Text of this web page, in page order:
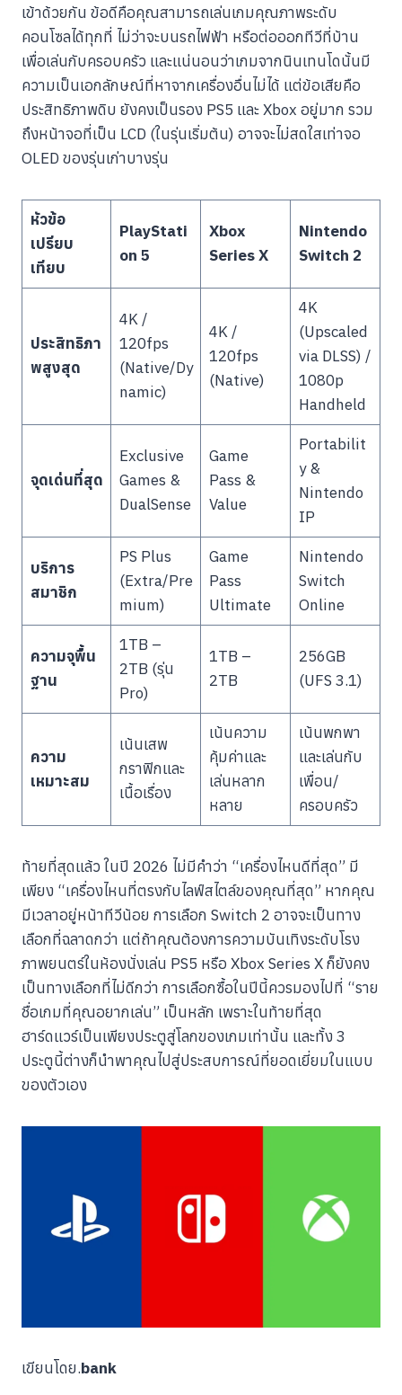
เข้าด้วยกัน ข้อดีคือคุณสามารถเล่นเกมคุณภาพระดับ
คอนโซลได้ทุกที่ ไม่ว่าจะบนรถไฟฟ้า หรือต่อออกทีวีที่บ้าน
เพื่อเล่นกับครอบครัว และแน่นอนว่าเกมจากนินเทนโดนั้นมี
ความเป็นเอกลักษณ์ที่หาจากเครื่องอื่นไม่ได้ แต่ข้อเสียคือ
ประสิทธิภาพดิบ ยังคงเป็นรอง PS5 และ Xbox อยู่มาก รวม
ถึงหน้าจอที่เป็น LCD (ในรุ่นเริ่มต้น) อาจจะไม่สดใสเท่าจอ
OLED ของรุ่นเก่าบางรุ่น
หัวข้อ
เปรียบ
เทียบ
PlayStati
on 5
Xbox
Series X
Nintendo
Switch 2
ประสิทธิภา
พสูงสุด
4K /
120fps
(Native/Dy
namic)
4K /
120fps
(Native)
4K
(Upscaled
via DLSS) /
1080p
Handheld
จุดเด่นที่สุด
Exclusive
Games &
DualSense
Game
Pass &
Value
Portabilit
y &
Nintendo
IP
บริการ
สมาชิก
PS Plus
(Extra/Pre
mium)
Game
Pass
Ultimate
Nintendo
Switch
Online
ความจุพื้น
ฐาน
1TB –
2TB (รุ่น
Pro)
1TB –
2TB
256GB
(UFS 3.1)
ความ
เหมาะสม
เน้นเสพ
กราฟิกและ
เนื้อเรื่อง
เน้นความ
คุ้มค่าและ
เล่นหลาก
หลาย
เน้นพกพา
และเล่นกับ
เพื่อน/
ครอบครัว
ท้ายที่สุดแล้ว ในปี 2026 ไม่มีคำว่า “เครื่องไหนดีที่สุด” มี
เพียง “เครื่องไหนที่ตรงกับไลฟ์สไตล์ของคุณที่สุด” หากคุณ
มีเวลาอยู่หน้าทีวีน้อย การเลือก Switch 2 อาจจะเป็นทาง
เลือกที่ฉลาดกว่า แต่ถ้าคุณต้องการความบันเทิงระดับโรง
ภาพยนตร์ในห้องนั่งเล่น PS5 หรือ Xbox Series X ก็ยังคง
เป็นทางเลือกที่ไม่ดีกว่า การเลือกซื้อในปีนี้ควรมองไปที่ “ราย
ชื่อเกมที่คุณอยากเล่น” เป็นหลัก เพราะในท้ายที่สุด
ฮาร์ดแวร์เป็นเพียงประตูสู่โลกของเกมเท่านั้น และทั้ง 3
ประตูนี้ต่างก็นำพาคุณไปสู่ประสบการณ์ที่ยอดเยี่ยมในแบบ
ของตัวเอง
เขียนโดย.bank